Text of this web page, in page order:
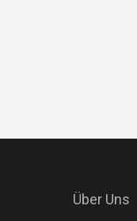
Über Uns